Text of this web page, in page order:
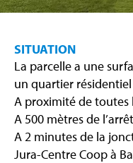
SITUATION
La parcelle a une
un quartier
A proximité de toutes
A 500 mètres de
A 2 minutes de la
Jura-Centre Coop à